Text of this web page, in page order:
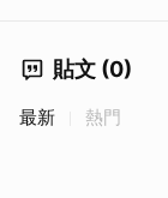
貼文 (0)
最新 熱門